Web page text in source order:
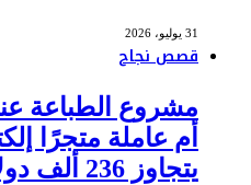
31 يوليو، 2026
قصص نجاح
مشروع الطباعة
أم عاملة متجرًا
يتجاوز 236 ألف دولار؟